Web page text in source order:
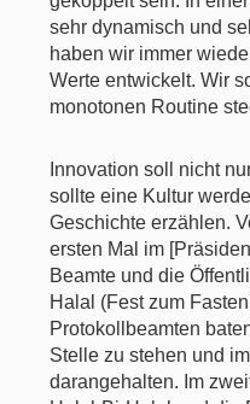
sehr dynamisch und
haben wir immer
Werte entwickelt. Wir
monotonen Routine
Innovation soll nicht
sollte eine Kultur
Geschichte erzählen.
ersten Mal im
Beamte und die
Halal (Fest zum
Protokollbeamten
Stelle zu stehen und
darangehalten. Im